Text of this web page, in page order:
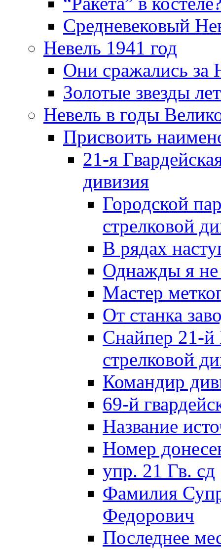
Средневековый
Невель 1941 год
Они сражались за
Золотые звезды
Невель в годы
Присвоить
21-я
дивизия
Городской
стрелковой
В рядах
Однажды я
Мастер
От станка
Снайпер 21-й
стрелковой
Командир
69-й
Название
Номер
упр. 21 Гв. сд
Фамилия
Федорович
Последнее